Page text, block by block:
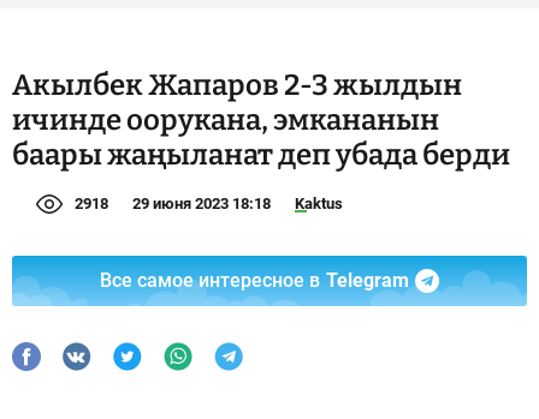
Акылбек Жапаров 2-3 жылдын
ичинде оорукана, эмкананын
баары жаңыланат деп убада берди
2918 29 июня 2023 18:18 Kaktus
Все самое интересное в Telegram